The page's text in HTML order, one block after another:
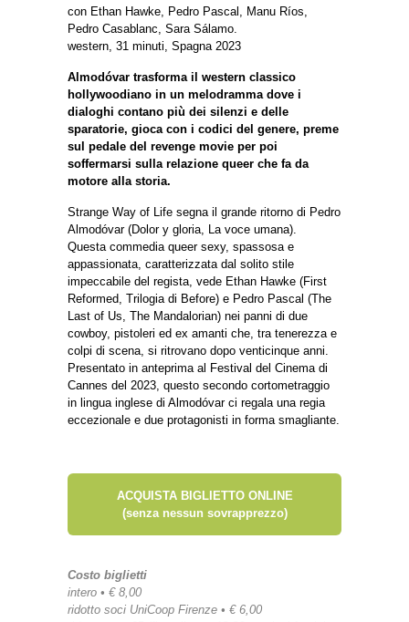
con Ethan Hawke, Pedro Pascal, Manu Ríos,
Pedro Casablanc, Sara Sálamo.
western, 31 minuti, Spagna 2023
Almodóvar trasforma il western classico
hollywoodiano in un melodramma dove i
dialoghi contano più dei silenzi e delle
sparatorie, gioca con i codici del genere, preme
sul pedale del revenge movie per poi
soffermarsi sulla relazione queer che fa da
motore alla storia.
Strange Way of Life segna il grande ritorno di Pedro
Almodóvar (Dolor y gloria, La voce umana).
Questa commedia queer sexy, spassosa e
appassionata, caratterizzata dal solito stile
impeccabile del regista, vede Ethan Hawke (First
Reformed, Trilogia di Before) e Pedro Pascal (The
Last of Us, The Mandalorian) nei panni di due
cowboy, pistoleri ed ex amanti che, tra tenerezza e
colpi di scena, si ritrovano dopo venticinque anni.
Presentato in anteprima al Festival del Cinema di
Cannes del 2023, questo secondo cortometraggio
in lingua inglese di Almodóvar ci regala una regia
eccezionale e due protagonisti in forma smagliante.
ACQUISTA BIGLIETTO ONLINE
(senza nessun sovrapprezzo)
Costo biglietti
intero • € 8,00
ridotto soci UniCoop Firenze • € 6,00